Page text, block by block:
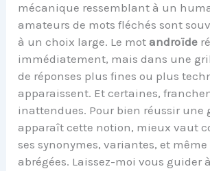
mécanique ressemblant à un
amateurs de mots fléchés sont
à un choix large. Le motandroïde
immédiatement, mais dans une
de réponses plus fines ou plus
apparaissent. Et certaines,
inattendues. Pour bien réussir une
apparaît cette notion, mieux vaut
ses synonymes, variantes, et même
abrégées. Laissez-moi vous guider